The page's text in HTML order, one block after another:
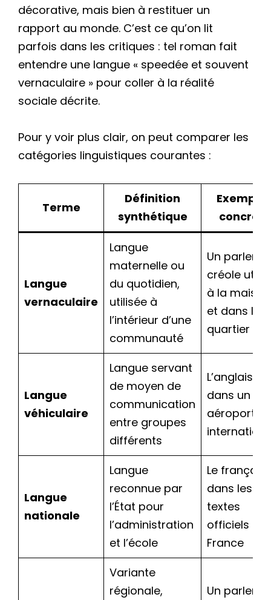
décorative, mais bien à restituer un
rapport au monde. C’est ce qu’on lit
parfois dans les critiques : tel roman fait
entendre une langue « speedée et souvent
vernaculaire » pour coller à la réalité
sociale décrite.
Pour y voir plus clair, on peut comparer les
catégories linguistiques courantes :
Terme
Définition
synthétique
Exemple
concret
Langue
vernaculaire
Langue
maternelle ou
du quotidien,
utilisée à
l’intérieur d’une
communauté
Un parler
créole
à la maison
et dans le
quartier
Langue
véhiculaire
Langue servant
de moyen de
communication
entre groupes
différents
L’anglais
dans un
aéroport
Langue
nationale
Langue
reconnue par
l’État pour
l’administration
et l’école
Le français
dans les
textes
officiels en
France
Variante
régionale,
Un parler